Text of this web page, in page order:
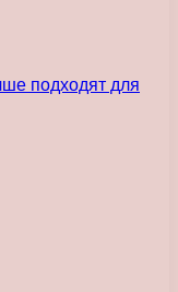
подходят для